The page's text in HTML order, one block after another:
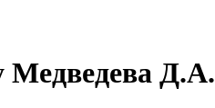
Медведева Д.А.